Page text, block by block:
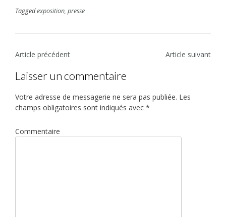
Taggedexposition, presse
N
a
v
i
g
a
t
Article précédent Article suivant
Laisser un commentaire
Votre adresse de messagerie ne sera pas publiée. Les
champs obligatoires sont indiqués avec *
Commentaire